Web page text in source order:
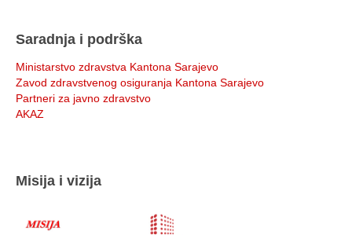
Saradnja i podrška
Ministarstvo zdravstva Kantona Sarajevo
Zavod zdravstvenog osiguranja Kantona Sarajevo
Partneri za javno zdravstvo
AKAZ
Misija i vizija